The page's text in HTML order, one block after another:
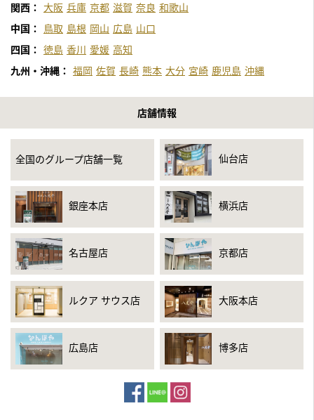
関西： 大阪 兵庫 京都 滋賀 奈良 和歌山
中国：
鳥取 島根 岡山 広島 山口
四国： 徳島 香川 愛媛 高知
九州・沖縄： 福岡 佐賀 長崎 熊本 大分 宮崎 鹿児島 沖縄
店舗情報
全国のグループ店舗一覧 仙台店
銀座本店 横浜店
名古屋店 京都店
ルクア サウス店 大阪本店
広島店 博多店